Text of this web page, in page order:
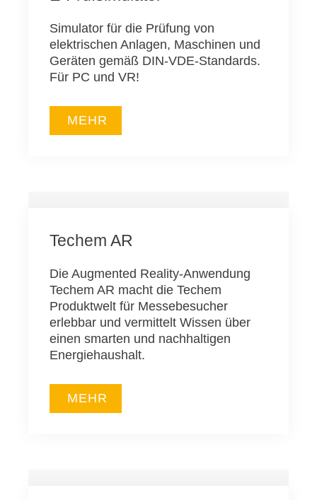
Simulator für die Prüfung von
elektrischen Anlagen, Maschinen und
Geräten gemäß DIN-VDE-Standards.
Für PC und VR!
MEHR
Techem AR
Die Augmented Reality-Anwendung
Techem AR macht die Techem
Produktwelt für Messebesucher
erlebbar und vermittelt Wissen über
einen smarten und nachhaltigen
Energiehaushalt.
MEHR